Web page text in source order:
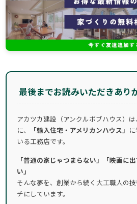
最後までお読みいただきあり
アカツカ建設（アンクルボブハウス）
に、
「輸入住宅・アメリカンハウス」
いる工務店です。
「普通の家じゃつまらない」「映画に
い」
そんな夢を、創業から続く大工職人の
チにしています。